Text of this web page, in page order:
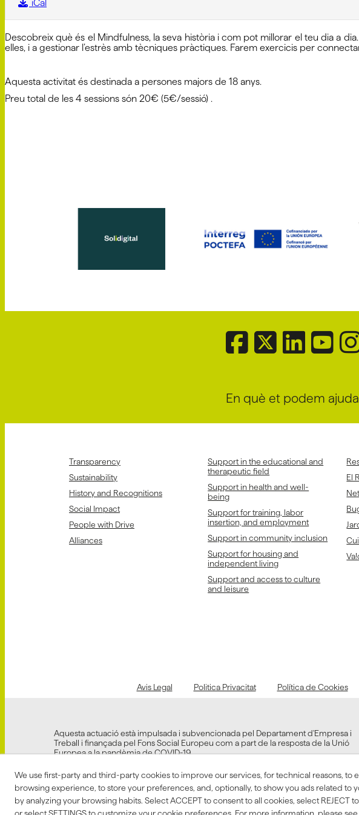
iCal
Descobreix què és el Mindfulness, la seva història i com pot millorar el teu dia a
elles, i a gestionar l’estrès amb tècniques pràctiques. Farem exercicis per
Aquesta activitat és destinada a persones majors de 18 anys.
Preu total de les 4 sessions són 20€ (5€/sessió) .
En què et podem
Transparency
Sustainability
History and Recognitions
Social Impact
People with Drive
Alliances
Support in the educational and
therapeutic field
Support in health and well-
being
Support for training, labor
insertion, and employment
Support in community inclusion
Support for housing and
independent living
Support and access to culture
and leisure
El
Avis Legal Politica Privacitat Política de Cookies
Aquesta actuació està impulsada i subvencionada pel Departament d'Empresa i
Treball i finançada pel Fons Social Europeu com a part de la resposta de la Unió
Europea a la pandèmia de COVID-19.
We use first-party and third-party cookies to improve our services, for technical reasons, to
browsing experience, to store your preferences, and, optionally, to show you ads related to
by analyzing your browsing habits. Select ACCEPT to consent to all cookies, select REJECT